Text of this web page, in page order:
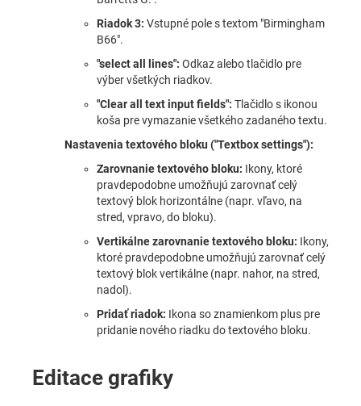
Riadok 3: Vstupné pole s textom "Birmingham
B66".
"select all lines": Odkaz alebo tlačidlo pre
výber všetkých riadkov.
"Clear all text input fields": Tlačidlo s ikonou
koša pre vymazanie všetkého zadaného textu.
Nastavenia textového bloku ("Textbox settings"):
Zarovnanie textového bloku: Ikony, ktoré
pravdepodobne umožňujú zarovnať celý
textový blok horizontálne (napr. vľavo, na
stred, vpravo, do bloku).
Vertikálne zarovnanie textového bloku: Ikony,
ktoré pravdepodobne umožňujú zarovnať celý
textový blok vertikálne (napr. nahor, na stred,
nadol).
Pridať riadok: Ikona so znamienkom plus pre
pridanie nového riadku do textového bloku.
Editace grafiky